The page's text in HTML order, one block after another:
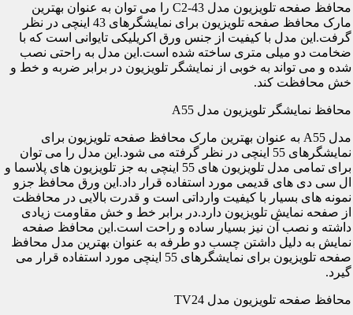
محافظ صفحه تلویزیون مدل C2-43 را می توان به عنوان بهترین
مارک محافظ صفحه تلویزیون برای نمایشگرهای 43 اینچی در نظر
گرفت.این مدل با کیفیت از جنس ورق اکریلیکی تایوانی است که با
ضخامت دو میلی متری ساخته شده است.این مدل به راحتی نصب
شده و می تواند به خوبی از نمایشگر تلویزیون در برابر ضربه و خط و
خش محافظت کند.
محافظ نمایشگر تلویزیون مدل A55
مدل A55 به عنوان بهترین مارک محافظ صفحه تلویزیون برای
نمایشگرهای 55 اینچی در نظر گرفته می شود.این مدل را می توان
برای تمامی مدل تلویزیون های 55 اینچی به جز تلویزیون های پلاسما و
ال سی دی های قدیمی مورد استفاده قرار داد.این ورق محافظ جزو
نمونه های بسیار با کیفیت وارداتی است و قدرت بالایی در محافظت
از صفحه نمایش تلویزیون دارد.در برابر خط و خش مقاومت زیادی
داشته و نصب آن نیز بسیار ساده و راحت است.این محافظ صفحه
نمایش به دلیل داشتن چسب دو طرفه به عنوان بهترین مدل محافظ
صفحه تلویزیون برای نمایشگرهای 55 اینچی مورد استفاده قرار می
گیرد.
محافظ صفحه تلویزیون مدل TV24